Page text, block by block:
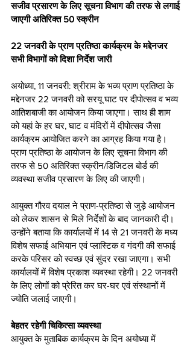
सजीव प्रसारण के लिए सूचना विभाग की तरफ से लगाई
जाएगी अतिरिक्त 50 स्क्रीन
22 जनवरी के प्राण प्रतिष्ठा कार्यक्रम के मद्देनजर
सभी विभागों को दिशा निर्देश जारी
अयोध्या, 11 जनवरी: श्रीराम के भव्य प्राण प्रतिष्ठा के
मद्देनजर 22 जनवरी को सरयू घाट पर दीपोत्सव व भव्य
आतिशबाजी का आयोजन किया जाएगा। साथ ही शाम
को यहां के हर घर, घाट व मंदिरों में दीपोत्सव जैसा
कार्यक्रम आयोजित करने का आग्रह किया गया है।
प्राण प्रतिष्ठा के आयोजन के लिए सूचना विभाग की
तरफ से 50 अतिरिक्त स्क्रीन/डिजिटल बोर्ड की
व्यवस्था सजीव प्रसारण के लिए की जाएगी।
आयुक्त गौरव दयाल ने प्राण-प्रतिष्ठा से जुड़े आयोजन
को लेकर शासन से मिले निर्देशों के बाद जानकारी दी।
उन्होंने बताया कि कार्यालयों में 14 से 21 जनवरी के मध्य
विशेष सफाई अभियान एवं प्लास्टिक व गंदगी की सफाई
करके परिसर को स्वच्छ एवं सुंदर रखा जाएगा। सभी
कार्यालयों में विशेष प्रकाश व्यवस्था रहेगी। 22 जनवरी
के लिए लोगों को प्रेरित कर घर-घर एवं संस्थानों में
ज्योति जलाई जाएगी।
बेहतर रहेगी चिकित्सा व्यवस्था
आयुक्त के मुताबिक कार्यक्रम के दिन अयोध्या में